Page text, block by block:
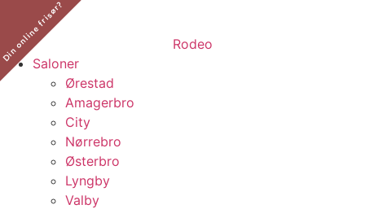
Saloner
Ørestad
Amagerbro
City
Nørrebro
Østerbro
Lyngby
Valby
online frisør?